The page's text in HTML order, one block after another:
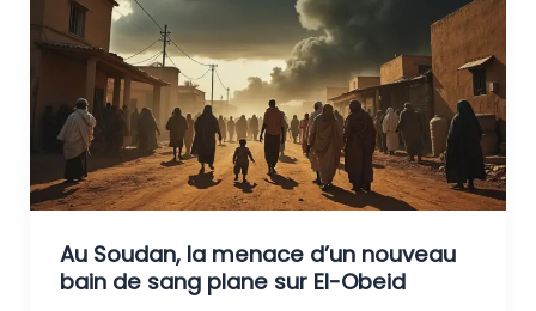
Au Soudan, la menace d’un nouveau
bain de sang plane sur El-Obeid